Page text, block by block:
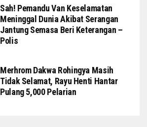
Sah! Pemandu Van Keselamatan
Meninggal Dunia Akibat Serangan
Jantung Semasa Beri Keterangan –
Polis
Merhrom Dakwa Rohingya Masih
Tidak Selamat, Rayu Henti Hantar
Pulang 5,000 Pelarian